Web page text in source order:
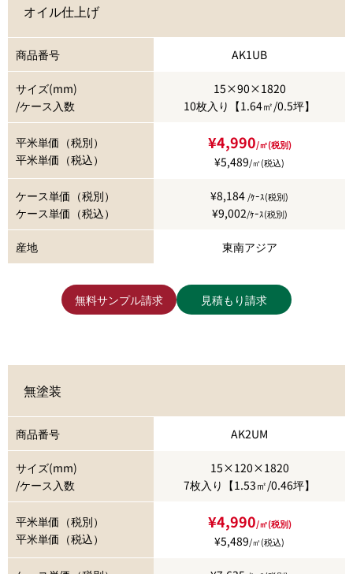
オイル仕上げ
商品番号 AK1UB
サイズ(mm)
/ケース入数
15×90×1820
10枚入り【1.64㎡/0.5坪】
平米単価（税別）
平米単価（税込）
¥4,990/㎡(税別)
¥5,489/㎡(税込)
ケース単価（税別）
ケース単価（税込）
¥8,184/ｹｰｽ(税別)
¥9,002/ｹｰｽ(税別)
産地 東南アジア
無料サンプル請求 見積もり請求
無塗装
商品番号 AK2UM
サイズ(mm)
/ケース入数
15×120×1820
7枚入り【1.53㎡/0.46坪】
平米単価（税別）
平米単価（税込）
¥4,990/㎡(税別)
¥5,489/㎡(税込)